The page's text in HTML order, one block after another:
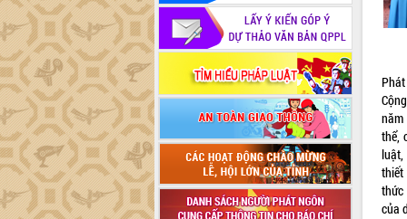
năm
thể,
luật,
thiết
thức
của